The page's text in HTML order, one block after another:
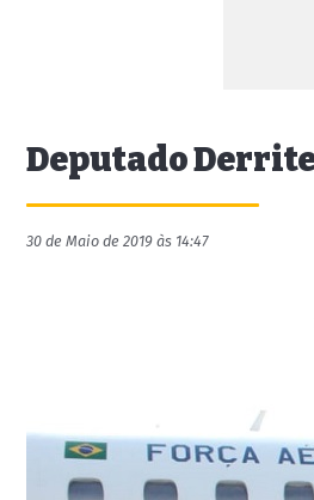
Deputado
30 de Maio de 2019 às 14:47